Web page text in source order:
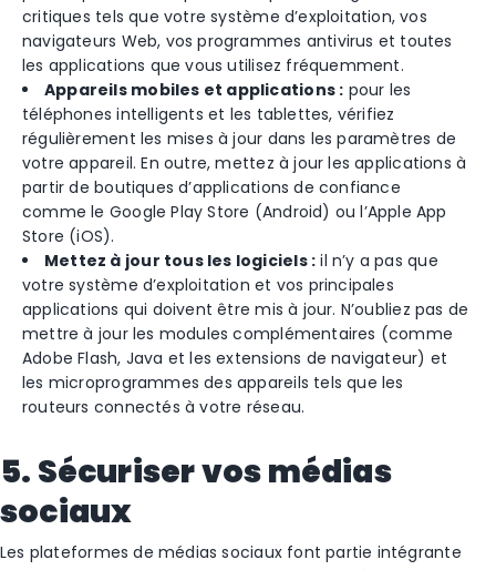
critiques tels que votre système d’exploitation, vos
navigateurs Web, vos programmes antivirus et toutes
les applications que vous utilisez fréquemment.
Appareils mobiles et applications : pour les
téléphones intelligents et les tablettes, vérifiez
régulièrement les mises à jour dans les paramètres de
votre appareil. En outre, mettez à jour les applications à
partir de boutiques d’applications de confiance
comme le Google Play Store (Android) ou l’Apple App
Store (iOS).
Mettez à jour tous les logiciels : il n’y a pas que
votre système d’exploitation et vos principales
applications qui doivent être mis à jour. N’oubliez pas de
mettre à jour les modules complémentaires (comme
Adobe Flash, Java et les extensions de navigateur) et
les microprogrammes des appareils tels que les
routeurs connectés à votre réseau.
5. Sécuriser vos médias
sociaux
Les plateformes de médias sociaux font partie intégrante